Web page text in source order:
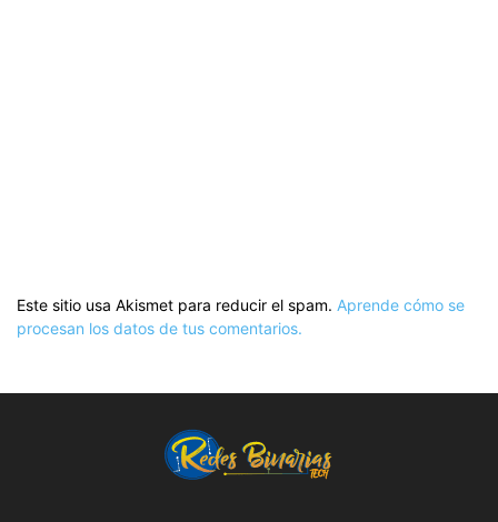
Este sitio usa Akismet para reducir el spam. Aprende cómo se
procesan los datos de tus comentarios.